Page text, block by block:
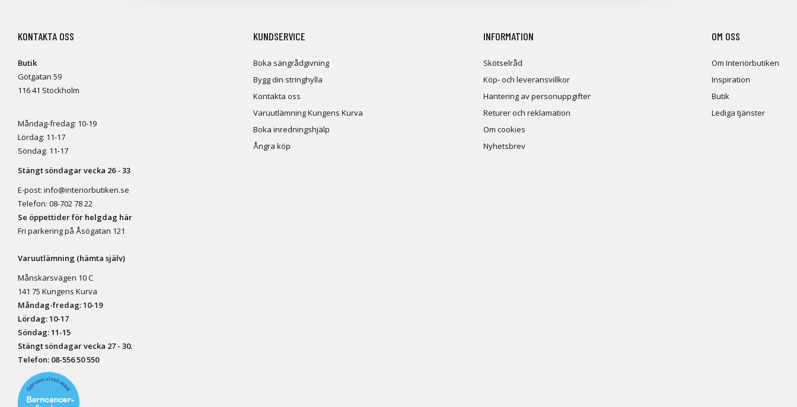
KONTAKTA OSS
Butik
Götgatan 59
116 41 Stockholm
Måndag-fredag: 10-19
Lördag: 11-17
Söndag: 11-17
Stängt söndagar vecka 26 - 33
E-post: info@interiorbutiken.se
Telefon: 08-702 78 22
Se öppettider för helgdag här
Fri parkering på Åsögatan 121
Varuutlämning (hämta själv)
Månskärsvägen 10 C
141 75 Kungens Kurva
Måndag-fredag: 10-19
Lördag: 10-17
Söndag: 11-15
Stängt söndagar vecka 27 - 30.
Telefon: 08-556 50 550
KUNDSERVICE
Boka sängrådgivning
Bygg din stringhylla
Kontakta oss
Varuutlämning Kungens Kurva
Boka inredningshjälp
Ångra köp
INFORMATION
Skötselråd
Köp- och leveransvillkor
Hantering av personuppgifter
Returer och reklamation
Om cookies
Nyhetsbrev
OM OSS
Om Interiörbutiken
Inspiration
Butik
Lediga tjänster